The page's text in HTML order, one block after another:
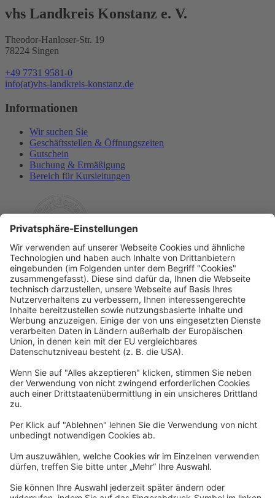
vhs Landkreis Konstanz e. V.
Theodor-Hanloser-Str. 19
78224 Singen
+49 7731 9581-0
info(at)vhs-landkreis-konstanz.de
Informationen
Wir suchen Sie
Geschäftsstellen & Öffnungszeiten
Gutschein
Buchung & Ermäßigung
Bereich für Kursleitungen
Rechtliches
Allgemeine Geschäftsbedingungen
Widerrufsbelehrung
Datenschutzerklärung
Barrierefreiheitserklärung
Impressum
Newsletter
Per E-Mail informieren wir Sie über interessante Angebote.
Zum Newsletter anmelden
vhs Post